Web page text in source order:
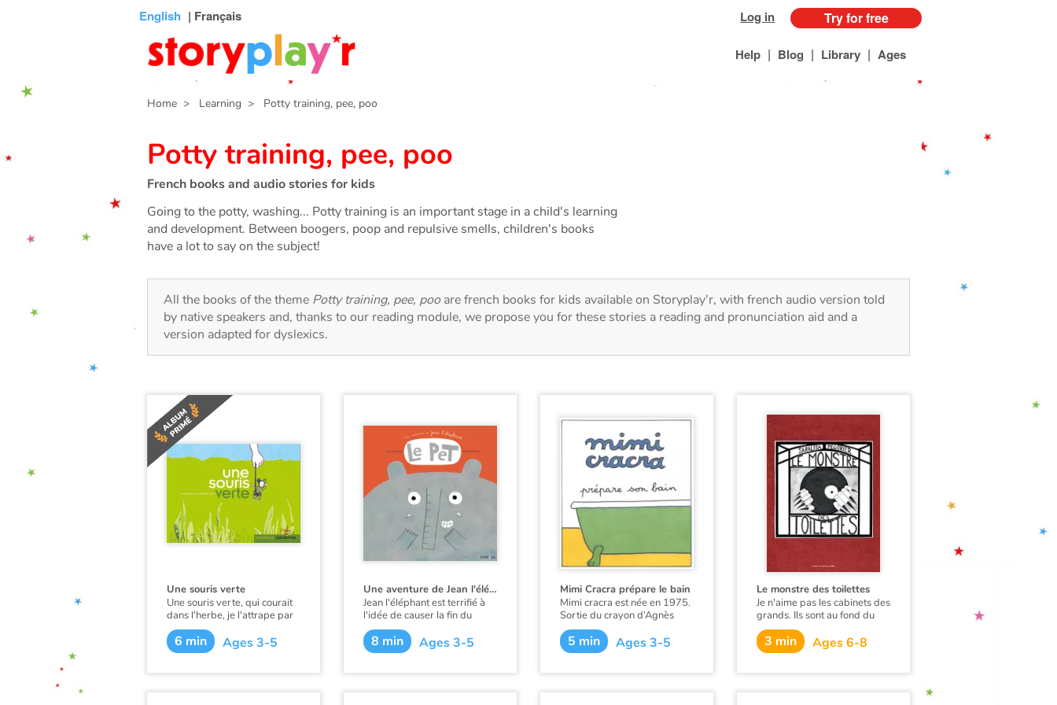
English | Français Log in Try for free
Help | Blog | Library | Ages
Home > Learning > Potty training, pee, poo
Potty training, pee, poo
French books and audio stories for kids
Going to the potty, washing... Potty training is an important stage in a child's learning
and development. Between boogers, poop and repulsive smells, children's books
have a lot to say on the subject!
All the books of the theme Potty training, pee, pooare french books for kids available on Storyplay'r, with french audio version told
by native speakers and, thanks to our reading module, we propose you for these stories a reading and pronunciation aid and a
version adapted for dyslexics.
Une souris verte
Une souris verte, qui courait
dans l'herbe, je l'attrape par
la queue, je la montre à ces
messieurs… Une comptine
pour les tout-petits.
6 min Ages 3-5
Une aventure de Jean l'éléphant - Le Pet
Jean l'éléphant est terrifié à
l'idée de causer la fin du
monde en pétant. Mais rien
ne se passe lorsqu'il ne peut
plus se retenir.
8 min Ages 3-5
Mimi Cracra prépare le bain
Mimi cracra est née en 1975.
Sortie du crayon d’Agnès
Rosenstiehl pour le magazine
“Pomme d’api”, cette petite
fille aux joues roses et
5 min Ages 3-5
Le monstre des toilettes
Je n'aime pas les cabinets des
grands. Ils sont au fond du
couloir. On est tout seul. Et
surtout...
3 min Ages 6-8